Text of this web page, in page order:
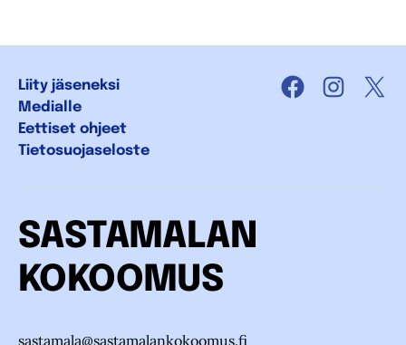
Liity jäseneksi
Medialle
Eettiset ohjeet
Tietosuojaseloste
Facebook X
SASTAMALAN
KOKOOMUS
sastamala@sastamalankokoomus.fi